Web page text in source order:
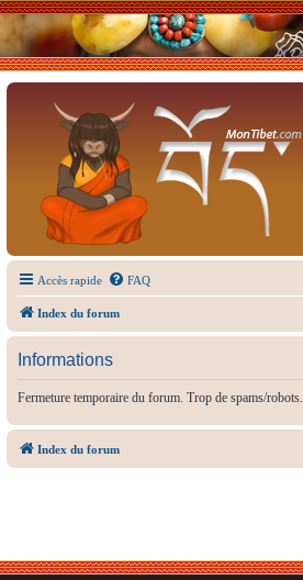
Accès rapide FAQ
Index du forum
Informations
Fermeture temporaire du forum. Trop de spams/robots.
Index du forum